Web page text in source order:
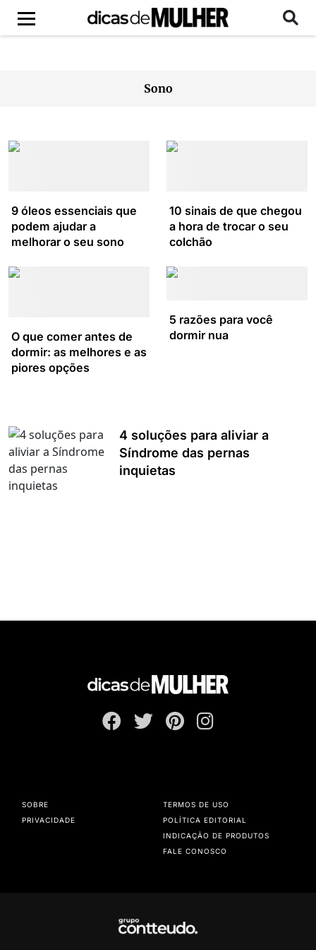
Sono
9 óleos essenciais que
podem ajudar a
melhorar o seu sono
10 sinais de que chegou
a hora de trocar o seu
colchão
O que comer antes de
dormir: as melhores e as
piores opções
5 razões para você
dormir nua
4 soluções para aliviar a
Síndrome das pernas
inquietas
SOBRE
PRIVACIDADE
TERMOS DE USO
POLÍTICA EDITORIAL
INDICAÇÃO DE PRODUTOS
FALE CONOSCO